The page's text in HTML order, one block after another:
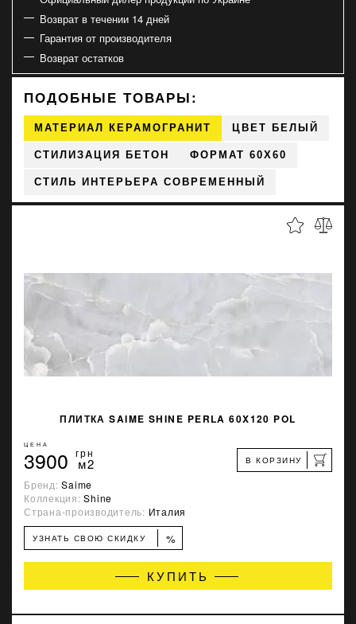
Возврат в течении 14 дней
Гарантия от производителя
Возврат остатков
ПОДОБНЫЕ ТОВАРЫ:
МАТЕРИАЛ КЕРАМОГРАНИТ ЦВЕТ БЕЛЫЙ
СТИЛИЗАЦИЯ БЕТОН ФОРМАТ 60X60
СТИЛЬ ИНТЕРЬЕРА СОВРЕМЕННЫЙ
ПЛИТКА SAIME SHINE PERLA 60X120 POL
ЦЕНА
3900 грн
м2 В КОРЗИНУ
Бренд:Saime
Коллекция:Shine
Страна-производитель: Италия
УЗНАТЬ СВОЮ СКИДКУ %
КУПИТЬ